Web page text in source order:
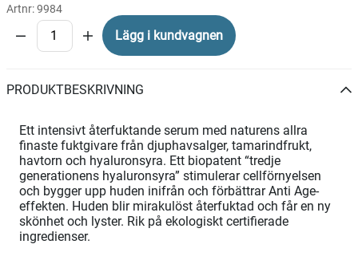
Artnr:9984
Lägg i kundvagnen
PRODUKTBESKRIVNING
Ett intensivt återfuktande serum med naturens allra
finaste fuktgivare från djuphavsalger, tamarindfrukt,
havtorn och hyaluronsyra. Ett biopatent “tredje
generationens hyaluronsyra” stimulerar cellförnyelsen
och bygger upp huden inifrån och förbättrar Anti Age-
effekten. Huden blir mirakulöst återfuktad och får en ny
skönhet och lyster. Rik på ekologiskt certifierade
ingredienser.